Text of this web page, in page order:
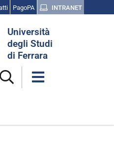
PagoPA INTRANET
Università
degli Studi
di Ferrara